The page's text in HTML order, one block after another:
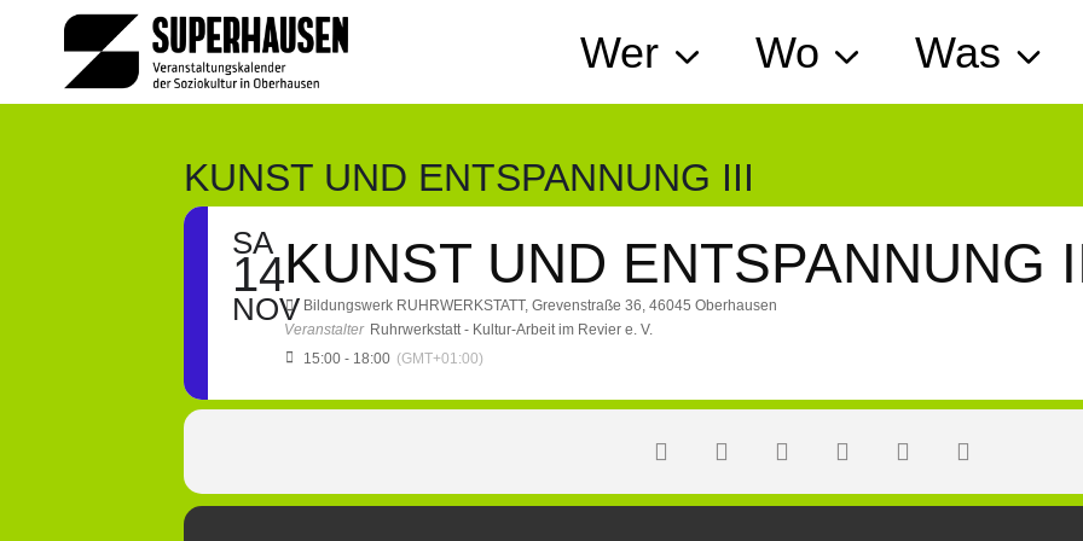
springen
Wer Wo Was
KUNST UND ENTSPANNUNG III
SA
14
NOV
KUNST UND ENTSPANNUNG
Bildungswerk RUHRWERKSTATT, Grevenstraße 36, 46045 Oberhausen
Veranstalter Ruhrwerkstatt - Kultur-Arbeit im Revier e. V.
15:00 - 18:00 (GMT+01:00)